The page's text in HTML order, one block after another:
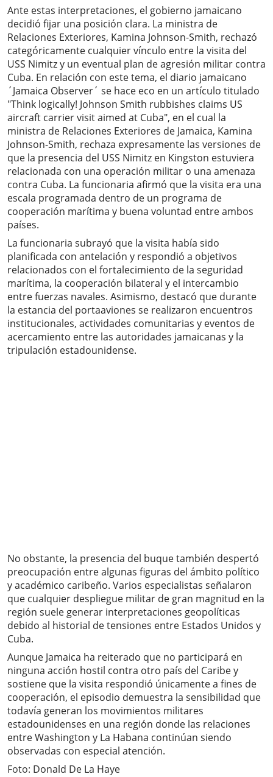
Ante estas interpretaciones, el gobierno jamaicano
decidió fijar una posición clara. La ministra de
Relaciones Exteriores, Kamina Johnson-Smith, rechazó
categóricamente cualquier vínculo entre la visita del
USS Nimitz y un eventual plan de agresión militar contra
Cuba. En relación con este tema, el diario jamaicano
´Jamaica Observer´ se hace eco en un artículo titulado
"Think logically! Johnson Smith rubbishes claims US
aircraft carrier visit aimed at Cuba", en el cual la
ministra de Relaciones Exteriores de Jamaica, Kamina
Johnson-Smith, rechaza expresamente las versiones de
que la presencia del USS Nimitz en Kingston estuviera
relacionada con una operación militar o una amenaza
contra Cuba. La funcionaria afirmó que la visita era una
escala programada dentro de un programa de
cooperación marítima y buena voluntad entre ambos
países.
La funcionaria subrayó que la visita había sido
planificada con antelación y respondió a objetivos
relacionados con el fortalecimiento de la seguridad
marítima, la cooperación bilateral y el intercambio
entre fuerzas navales. Asimismo, destacó que durante
la estancia del portaaviones se realizaron encuentros
institucionales, actividades comunitarias y eventos de
acercamiento entre las autoridades jamaicanas y la
tripulación estadounidense.
No obstante, la presencia del buque también despertó
preocupación entre algunas figuras del ámbito político
y académico caribeño. Varios especialistas señalaron
que cualquier despliegue militar de gran magnitud en la
región suele generar interpretaciones geopolíticas
debido al historial de tensiones entre Estados Unidos y
Cuba.
Aunque Jamaica ha reiterado que no participará en
ninguna acción hostil contra otro país del Caribe y
sostiene que la visita respondió únicamente a fines de
cooperación, el episodio demuestra la sensibilidad que
todavía generan los movimientos militares
estadounidenses en una región donde las relaciones
entre Washington y La Habana continúan siendo
observadas con especial atención.
Foto: Donald De La Haye